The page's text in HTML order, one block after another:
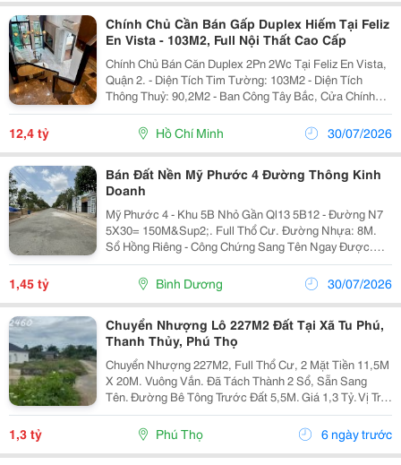
Chính Chủ Cần Bán Gấp Duplex Hiếm Tại Feliz
En Vista - 103M2, Full Nội Thất Cao Cấp
Chính Chủ Bán Căn Duplex 2Pn 2Wc Tại Feliz En Vista,
Quận 2. - Diện Tích Tim Tường: 103M2 - Diện Tích
Thông Thuỷ: 90,2M2 - Ban Công Tây Bắc, Cửa Chính
Đông Nam. Balcon Tây Bắc - View Landmark 81. - Đã
Có Sổ Hồng, Công Chứng Sang Tên Nhanh...
12,4 tỷ Hồ Chí Minh 30/07/2026
Bán Đất Nền Mỹ Phước 4 Đường Thông Kinh
Doanh
Mỹ Phước 4 - Khu 5B Nhỏ Gần Ql13 5B12 - Đường N7
5X30= 150M&Sup2;. Full Thổ Cư. Đường Nhựa: 8M.
Sổ Hồng Riêng - Công Chứng Sang Tên Ngay Được.
Đất Gần Ql13; Gần Cây Xăng Asd, Gần Khu Công
Nghiệp - Công Nghệ Cao Thới Hòa; Gần Ubnd Phường.
Cách...
1,45 tỷ Bình Dương 30/07/2026
Chuyển Nhượng Lô 227M2 Đất Tại Xã Tu Phú,
Thanh Thủy, Phú Thọ
Chuyển Nhượng 227M2, Full Thổ Cư, 2 Mặt Tiền 11,5M
X 20M. Vuông Vắn. Đã Tách Thành 2 Sổ, Sẵn Sang
Tên. Đường Bê Tông Trước Đất 5,5M. Giá 1,3 Tỷ. Vị Trí
Cách Đường Hồ Chí Minh Chỉ 30M, Cách Khu Vườn
Vua 5Km, Từ Trung Tâm Hà Nội Về Hết 1H Chạy...
1,3 tỷ Phú Thọ 6 ngày trước